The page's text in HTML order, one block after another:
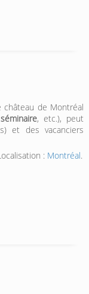
château de Montréal
séminaire, etc.), peut
et des vacanciers
: Montréal.